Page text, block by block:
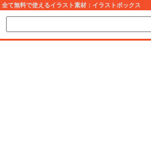
全て無料で使えるイラスト素材：イラストボックス